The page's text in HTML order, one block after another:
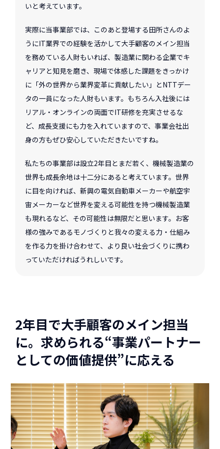
いと考えています。
実際に当事業部では、このあと登場する田所さんのよ
うにIT業界での経験を活かして大手顧客のメイン担当
を務めている人財もいれば、製造業に関わる企業でキ
ャリアと知見を磨き、現場で体感した課題をきっかけ
に「外の世界から業界変革に貢献したい」とNTTデー
タの一員になった人財もいます。もちろん入社後には
リアル・オンラインの両面でIT研修を充実させるな
ど、成長支援にも力を入れていますので、事業会社出
身の方もぜひ安心していただきたいですね。
私たちの事業部は設立2年目とまだ若く、機械製造業の
世界も成長余地は十二分にあると考えています。世界
に目を向ければ、新興の電気自動車メーカーや航空宇
宙メーカーなど世界を変える可能性を持つ機械製造業
も現れるなど、その可能性は無限だと思います。お客
様の強みであるモノづくりと我々の変える力・仕組み
を作る力を掛け合わせて、より良い社会づくりに携わ
っていただければうれしいです。
2年目で大手顧客のメイン担当
に。求められる“事業パートナー
としての価値提供”に応える